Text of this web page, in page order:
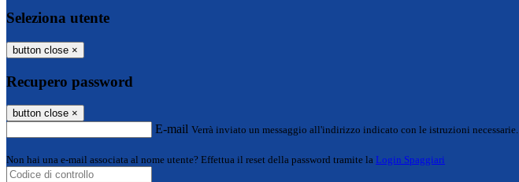
Seleziona utente
button close ×
Recupero password
button close ×
E-mail Verrà inviato un messaggio all'indirizzo indicato con le istruzioni necessarie.
Non hai una e-mail associata al nome utente? Effettua il reset della password tramite la Login Spaggiari